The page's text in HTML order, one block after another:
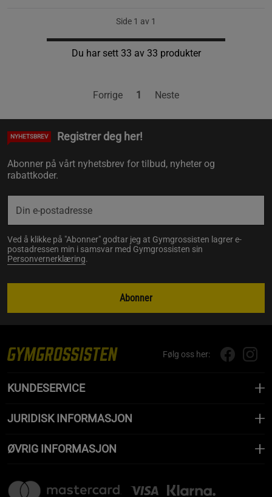
Side 1 av 1
Du har sett 33 av 33 produkter
Forrige 1 Neste
NYHETSBREV Registrer deg her!
Abonner på vårt nyhetsbrev for tilbud, nyheter og
rabattkoder.
Ved å klikke på "Abonner" godtar jeg at Gymgrossisten lagrer e-
postadressen min i samsvar med Gymgrossisten sin
Personvernerklæring.
Abonner
Følg oss her:
KUNDESERVICE
JURIDISK INFORMASJON
ØVRIG INFORMASJON